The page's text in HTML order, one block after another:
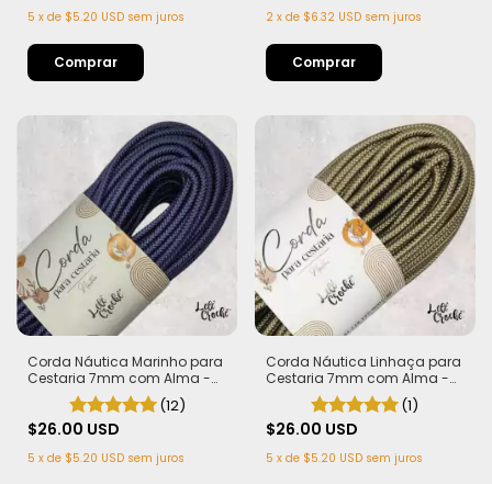
5 x de $5.20 USD sem juros 2 x de $6.32 USD sem juros
Comprar
Corda Náutica Marinho para
Cestaria 7mm com Alma -
Firme, Leve e Estruturada | 50
metros
(12)
$26.00 USD
5 x de $5.20 USD sem juros
Corda Náutica Linhaça para
Cestaria 7mm com Alma -
Firme, Leve e Estruturada | 50
(1)
$26.00 USD
5 x de $5.20 USD sem juros